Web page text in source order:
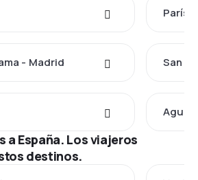
París
- Madrid San
a España. Los viajeros
destinos.